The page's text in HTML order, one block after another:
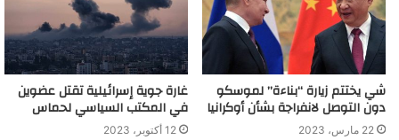
شي يختتم زيارة “بناءة” لموسكو
دون التوصل لانفراجة بشأن أوكرانيا
22 مارس، 2023
غارة جوية إسرائيلية تقتل عضوين
في المكتب السياسي لحماس
12 أكتوبر، 2023